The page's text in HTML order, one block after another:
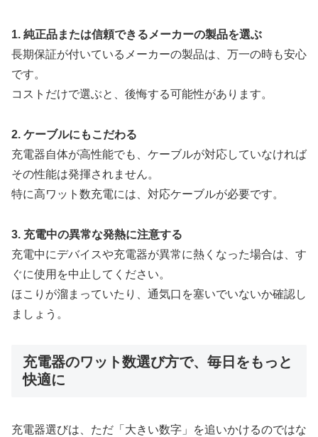
1. 純正品または信頼できるメーカーの製品を選ぶ
長期保証が付いているメーカーの製品は、万一の時も安心
です。
コストだけで選ぶと、後悔する可能性があります。
2. ケーブルにもこだわる
充電器自体が高性能でも、ケーブルが対応していなければ
その性能は発揮されません。
特に高ワット数充電には、対応ケーブルが必要です。
3. 充電中の異常な発熱に注意する
充電中にデバイスや充電器が異常に熱くなった場合は、す
ぐに使用を中止してください。
ほこりが溜まっていたり、通気口を塞いでいないか確認し
ましょう。
充電器のワット数選び方で、毎日をもっと
快適に
充電器選びは、ただ「大きい数字」を追いかけるのではな